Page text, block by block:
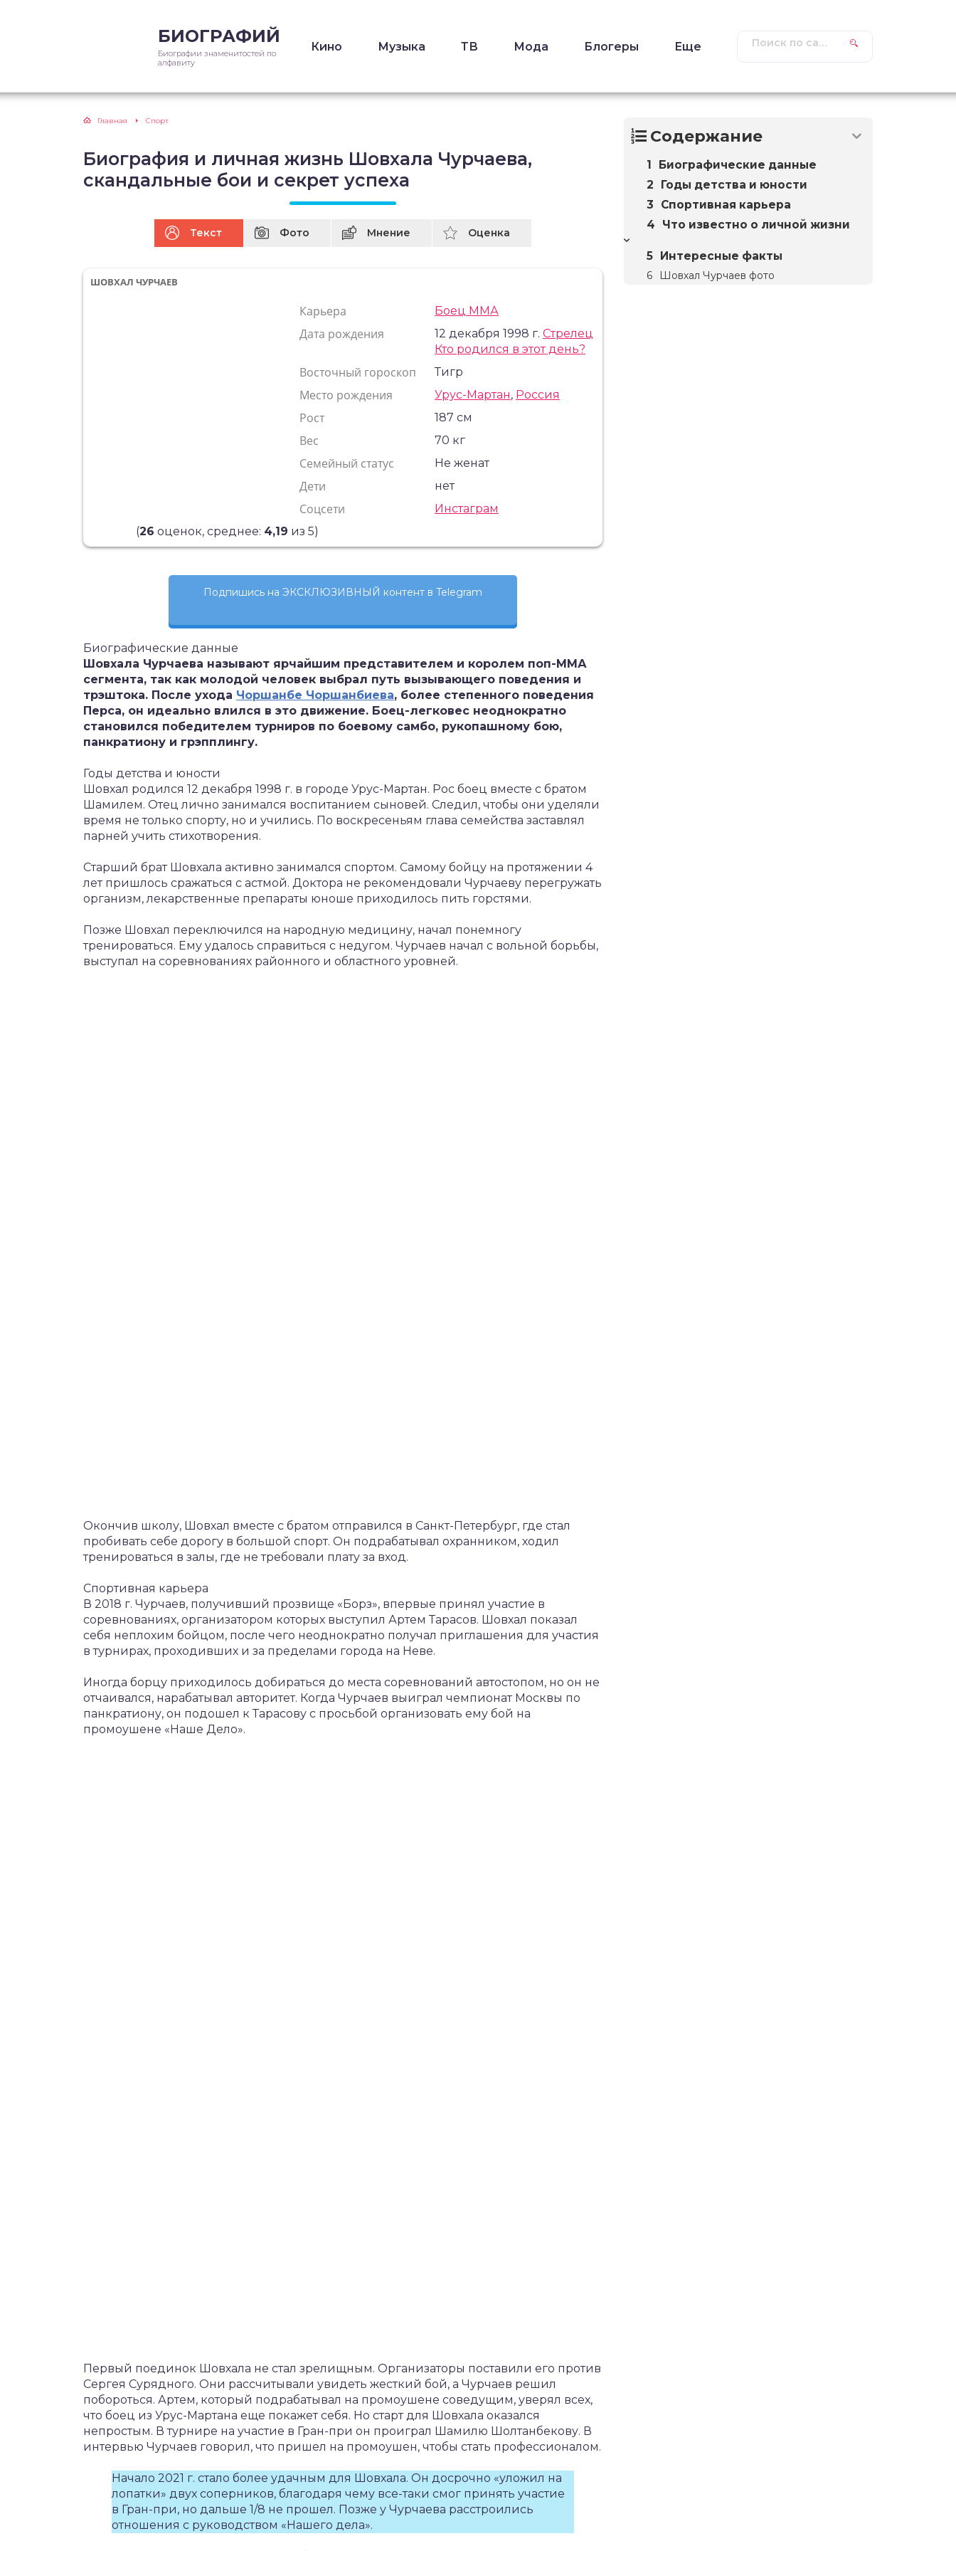
БИОГРАФИЙ
Биографии знаменитостей по
алфавиту
Кино Музыка ТВ Мода Блогеры Еще
Главная Спорт
Биография и личная жизнь Шовхала Чурчаева,
скандальные бои и секрет успеха
Текст Фото Мнение Оценка
ШОВХАЛ ЧУРЧАЕВ
Карьера Боец ММА
Дата рождения 12 декабря 1998 г.Стрелец
Кто родился в этот день?
Восточный гороскоп Тигр
Место рождения Урус-Мартан, Россия
Рост 187 см
Вес 70 кг
Семейный статус Не женат
Дети нет
Соцсети
Инстаграм
(26 оценок, среднее: 4,19 из 5)
Подпишись на ЭКСКЛЮЗИВНЫЙ контент в Telegram
Биографические данные
Шовхала Чурчаева называют ярчайшим представителем и королем поп-ММА
сегмента, так как молодой человек выбрал путь вызывающего поведения и
трэштока. После ухода Чоршанбе Чоршанбиева, более степенного поведения
Перса, он идеально влился в это движение. Боец-легковес неоднократно
становился победителем турниров по боевому самбо, рукопашному бою,
панкратиону и грэпплингу.
Годы детства и юности
Шовхал родился 12 декабря 1998 г. в городе Урус-Мартан. Рос боец вместе с братом
Шамилем. Отец лично занимался воспитанием сыновей. Следил, чтобы они уделяли
время не только спорту, но и учились. По воскресеньям глава семейства заставлял
парней учить стихотворения.
Старший брат Шовхала активно занимался спортом. Самому бойцу на протяжении 4
лет пришлось сражаться с астмой. Доктора не рекомендовали Чурчаеву перегружать
организм, лекарственные препараты юноше приходилось пить горстями.
Позже Шовхал переключился на народную медицину, начал понемногу
тренироваться. Ему удалось справиться с недугом. Чурчаев начал с вольной борьбы,
выступал на соревнованиях районного и областного уровней.
Окончив школу, Шовхал вместе с братом отправился в Санкт-Петербург, где стал
пробивать себе дорогу в большой спорт. Он подрабатывал охранником, ходил
тренироваться в залы, где не требовали плату за вход.
Спортивная карьера
В 2018 г. Чурчаев, получивший прозвище «Борз», впервые принял участие в
соревнованиях, организатором которых выступил Артем Тарасов. Шовхал показал
себя неплохим бойцом, после чего неоднократно получал приглашения для участия
в турнирах, проходивших и за пределами города на Неве.
Иногда борцу приходилось добираться до места соревнований автостопом, но он не
отчаивался, нарабатывал авторитет. Когда Чурчаев выиграл чемпионат Москвы по
панкратиону, он подошел к Тарасову с просьбой организовать ему бой на
промоушене «Наше Дело».
Первый поединок Шовхала не стал зрелищным. Организаторы поставили его против
Сергея Сурядного. Они рассчитывали увидеть жесткий бой, а Чурчаев решил
побороться. Артем, который подрабатывал на промоушене соведущим, уверял всех,
что боец из Урус-Мартана еще покажет себя. Но старт для Шовхала оказался
непростым. В турнире на участие в Гран-при он проиграл Шамилю Шолтанбекову. В
интервью Чурчаев говорил, что пришел на промоушен, чтобы стать профессионалом.
Начало 2021 г. стало более удачным для Шовхала. Он досрочно «уложил на
лопатки» двух соперников, благодаря чему все-таки смог принять участие
в Гран-при, но дальше 1/8 не прошел. Позже у Чурчаева расстроились
отношения с руководством «Нашего дела».
Содержание
Биографические данные
Годы детства и юности
Спортивная карьера
Что известно о личной жизни
Интересные факты
Шовхал Чурчаев фото